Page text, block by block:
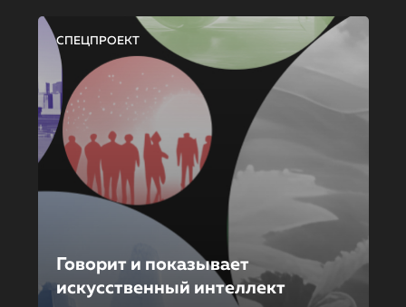
СПЕЦПРОЕКТ
Говорит и показывает
искусственный интеллект